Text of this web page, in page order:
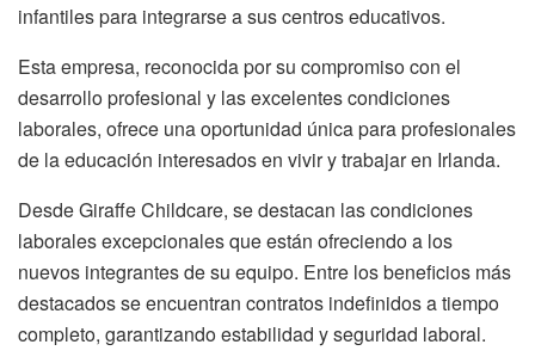
infantiles para integrarse a sus centros educativos.
Esta empresa, reconocida por su compromiso con el
desarrollo profesional y las excelentes condiciones
laborales, ofrece una oportunidad única para profesionales
de la educación interesados en vivir y trabajar en Irlanda.
Desde Giraffe Childcare, se destacan las condiciones
laborales excepcionales que están ofreciendo a los
nuevos integrantes de su equipo. Entre los beneficios más
destacados se encuentran contratos indefinidos a tiempo
completo, garantizando estabilidad y seguridad laboral.